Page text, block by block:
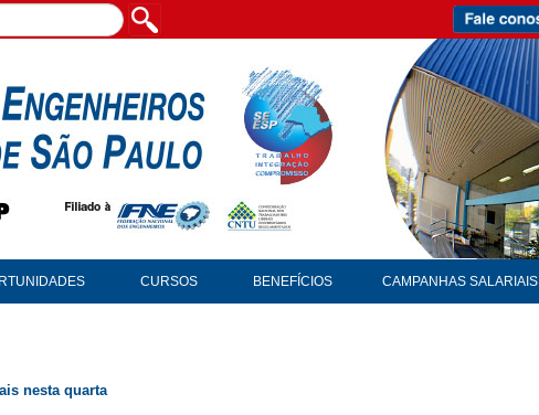
CURSOS BENEFÍCIOS CAMPANHAS SALARIAIS
nesta quarta